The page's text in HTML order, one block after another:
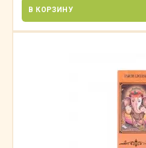
В КОРЗИНУ